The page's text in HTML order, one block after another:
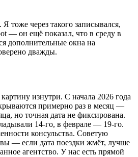
тоже через такого записывался,
— он ещё показал, что в среду в
дополнительные окна на
дважды.
изнутри. С начала 2026 года
примерно раз в месяц —
но точная дата не фиксирована.
14-го, в феврале — 19-го.
консульства. Советую
— если дата поездки жмёт, лучше
агентство. У нас есть прямой